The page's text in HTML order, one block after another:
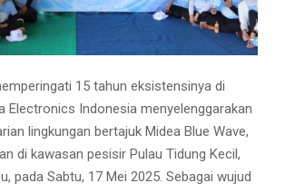
15 tahun eksistensinya di
Electronics Indonesia menyelenggarakan
lingkungan bertajuk Midea Blue Wave,
di kawasan pesisir Pulau Tidung Kecil,
pada Sabtu, 17 Mei 2025. Sebagai wujud